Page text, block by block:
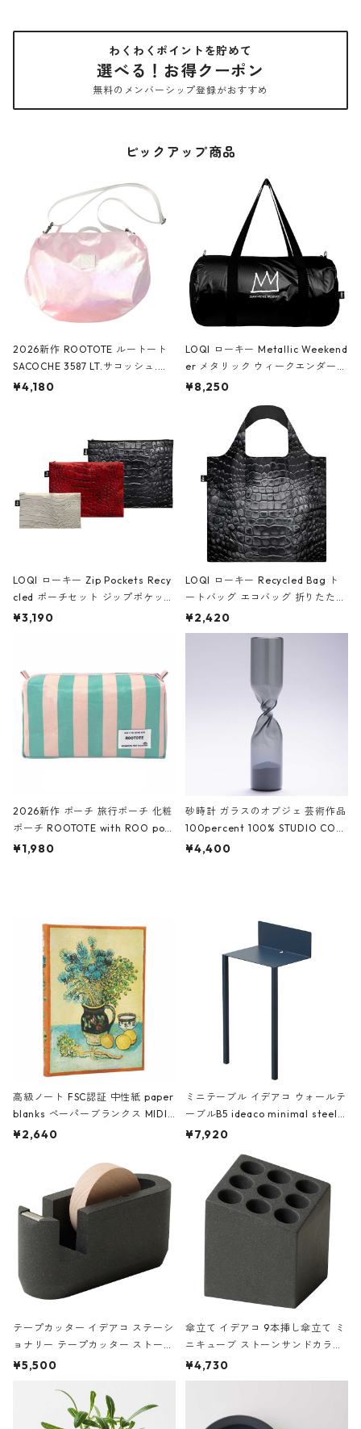
わくわくポイントを貯めて
選べる！お得クーポン
無料のメンバーシップ登録がおすすめ
ピックアップ商品
2026新作 ROOTOTE ルートート
SACOCHE 3587 LT.サコッシュ.ル
ミエ-B ショルダーバッグ グロスピ
¥4,180
LOQI ローキー Metallic Weekend
er メタリック ウィークエンダー
ボストンバッグ ショルダーバッグ
Black ジャン=ミッシェル・バスキ
ア/クラウン ブラック
¥8,250
LOQI ローキー Zip Pockets Recy
cled ポーチセット ジップポケット
ファスナーポーチ 撥水加工 トラベ
ーガンディー、オフホワイト
¥3,190
LOQI ローキー Recycled Bag ト
ートバッグ エコバッグ 折りたたみ
大きめ 撥水加工 収納ポーチ CRO
CODILE/Black クロコダイル/ブラ
¥2,420
2026新作 ポーチ 旅行ポーチ 化粧
ポーチ ROOTOTE with ROO pou
ch 3532 ルートート WR.ポーチ.ラ
¥1,980
砂時計 ガラスのオブジェ 芸術作品
100percent 100% STUDIO COH
AKU Timeless 100パーセント ス
¥4,400
高級ノート FSC認証 中性紙 paper
blanks ペーパーブランクス MIDI
ハードカバー 罫線 ヴァン・ゴッホ
¥2,640
ミニテーブル イデアコ ウォールテ
ーブルB5 ideaco minimal steel f
urniture WALL Table B5 ネイビー
¥7,920
テープカッター イデアコ ステーシ
ョナリー テープカッター ストーン
サンドカラー 石調 ideaco Station
¥5,500
傘立て イデアコ 9本挿し傘立て ミ
ニキューブ ストーンサンドカラー
石調 ideaco Umbrella Stand CUB
E ストーンサンドブラック
¥4,730